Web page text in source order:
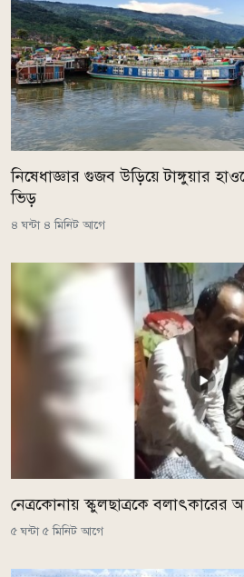
নিষেধাজ্ঞার গুজব উড়িয়ে টাঙ্গুয়ার
ভিড়
৪ ঘন্টা ৪ মিনিট আগে
নেত্রকোনায় স্কুলছাত্রকে
৫ ঘন্টা ৫ মিনিট আগে